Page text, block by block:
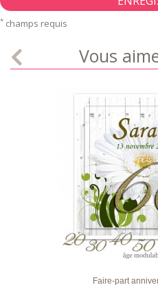
* champs requis
Vous
LISTE
APERÇU
Faire-part